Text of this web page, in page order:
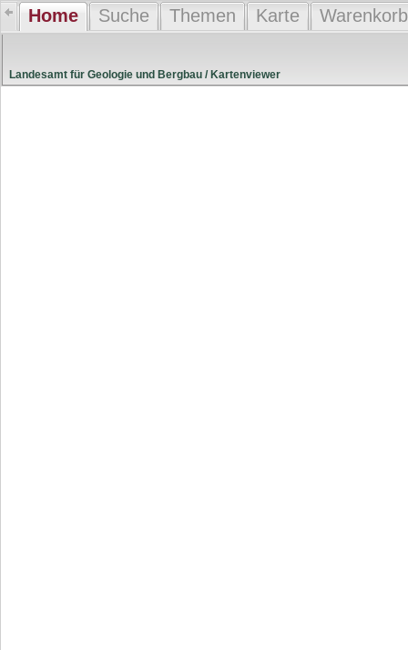
Home Suche Themen Karte Warenkorb
Landesamt für Geologie und Bergbau / Kartenviewer